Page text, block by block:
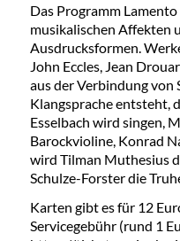
Das Programm
musikalischen Affekten
Ausdrucksformen.
John Eccles, Jean
aus der Verbindung von
Klangsprache entsteht,
Esselbach wird singen,
Barockvioline, Konrad
wird Tilman Muthesius
Schulze-Forster die
Karten gibt es für 12
Servicegebühr (rund 1